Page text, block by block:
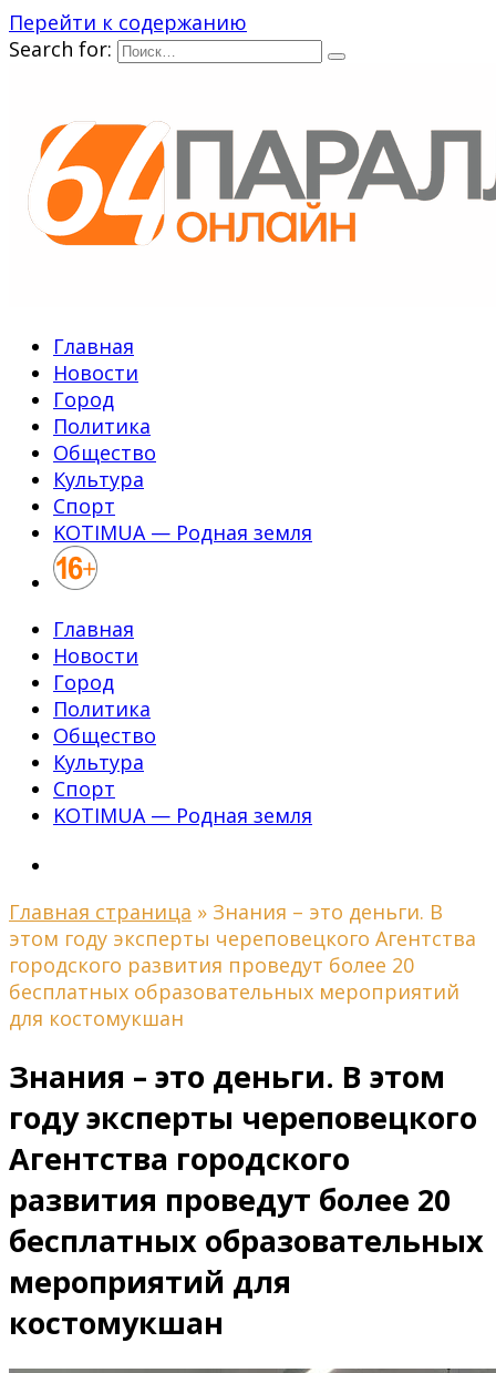
Перейти к содержанию
Search for:
Главная
Новости
Город
Политика
Общество
Культура
Спорт
KOTIMUA — Родная земля
Главная
Новости
Город
Политика
Общество
Культура
Спорт
KOTIMUA — Родная земля
Главная страница » Знания – это деньги. В
этом году эксперты череповецкого Агентства
городского развития проведут более 20
бесплатных образовательных мероприятий
для костомукшан
Знания – это деньги. В этом
году эксперты череповецкого
Агентства городского
развития проведут более 20
бесплатных образовательных
мероприятий для
костомукшан